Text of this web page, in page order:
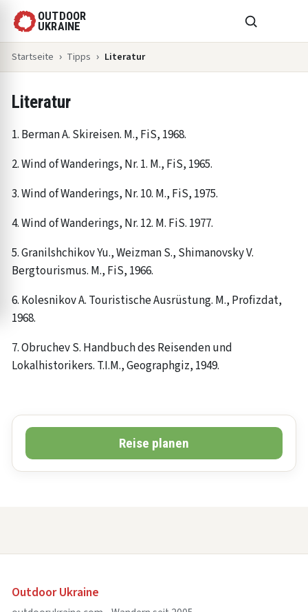
OUTDOOR
UKRAINE
Startseite Tipps Literatur
Literatur
1. Berman A. Skireisen. M., FiS, 1968.
2. Wind of Wanderings, Nr. 1. M., FiS, 1965.
3. Wind of Wanderings, Nr. 10. M., FiS, 1975.
4. Wind of Wanderings, Nr. 12. M. FiS. 1977.
5. Granilshchikov Yu., Weizman S., Shimanovsky V.
Bergtourismus. M., FiS, 1966.
6. Kolesnikov A. Touristische Ausrüstung. M., Profizdat,
1968.
7. Obruchev S. Handbuch des Reisenden und
Lokalhistorikers. T.I.M., Geographgiz, 1949.
Reise planen
Outdoor Ukraine